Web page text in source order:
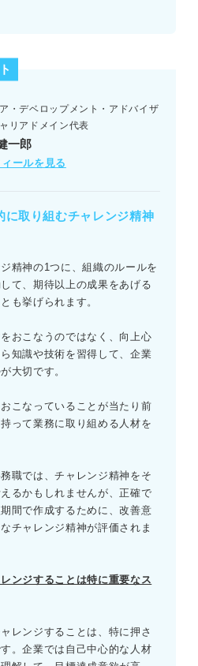
・デベロップメント・アドバイザ
リアドメイン代表
一郎
ールを見る
に取り組むチャレンジ精神
精神の1つに、組織のルールを
て、期待以上の成果をあげる
も挙げられます。
おこなうのではなく、向上心
知識や技術を習得して、企業
大切です。
こなっていることが当たり前
って業務に取り組める人材を
職では、チャレンジ精神をそ
るかもしれませんが、正確で
間で作成するために、改善意
チャレンジ精神が評価されま
ンジすることは特に重要なス
レンジすることは、特に押さ
。企業では自己中心的な人材